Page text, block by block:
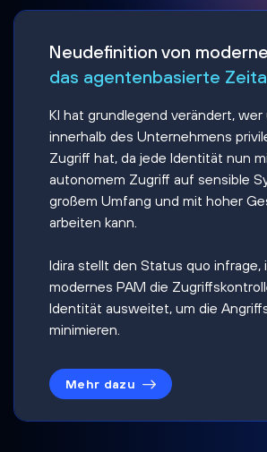
Neudefinition von
das agentenbasierte
KI hat grundlegend verändert, wer
innerhalb des Unternehmens
Zugriff hat, da jede Identität nun
autonomem Zugriff auf sensible
großem Umfang und mit hoher
arbeiten kann.
Idira stellt den Status quo infrage,
modernes PAM die
Identität ausweitet, um die
minimieren.
Mehr dazu